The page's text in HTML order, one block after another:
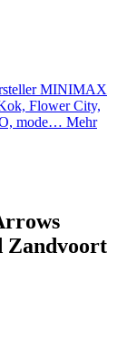
MINIMAX
Flower City,
mode… Mehr
Zandvoort